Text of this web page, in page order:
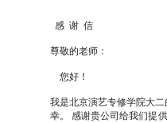
感 谢 信
尊敬的老
您好！
我是北京演艺专修学院大
幸。 感谢贵公司给我们提